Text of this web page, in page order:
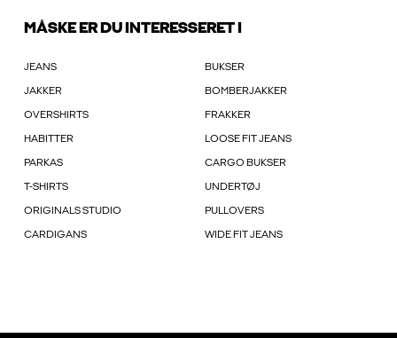
MÅSKE ER DU INTERESSERET I
JEANS BUKSER
JAKKER BOMBERJAKKER
OVERSHIRTS FRAKKER
HABITTER LOOSE FIT JEANS
PARKAS CARGO BUKSER
T-SHIRTS UNDERTØJ
ORIGINALS STUDIO PULLOVERS
CARDIGANS WIDE FIT JEANS